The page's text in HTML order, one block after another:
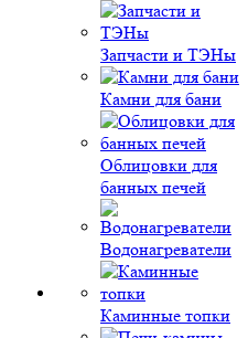
Запчасти и ТЭНы
Камни для бани
Облицовки для
банных печей
Водонагреватели
Каминные топки